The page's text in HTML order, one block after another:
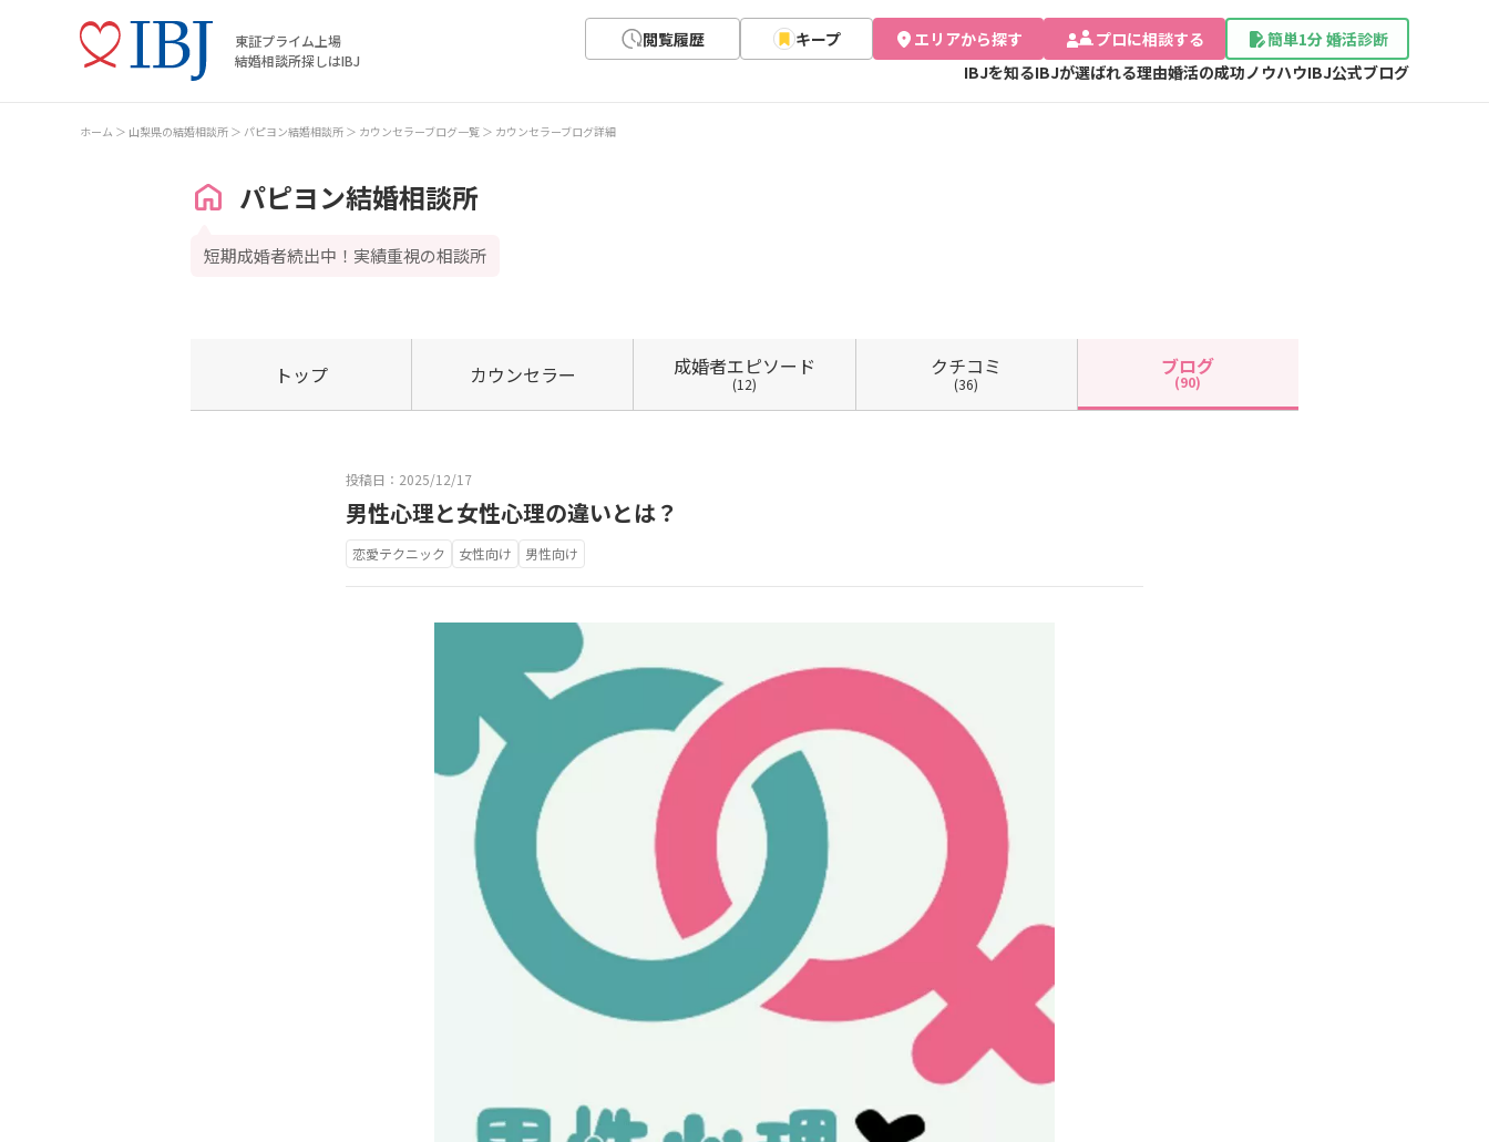
東証プライム上場
結婚相談所探しはIBJ
閲覧履歴 キープ エリアから探す プロに相談する
簡単1分 婚活診断
IBJを知るIBJが選ばれる理由婚活の成功ノウハウIBJ公式ブログ
ホーム 山梨県の結婚相談所 パピヨン結婚相談所 カウンセラーブログ一覧 カウンセラーブログ詳細
パピヨン結婚相談所
短期成婚者続出中！実績重視の相談所
トップ カウンセラー 成婚者エピソード
(12)
クチコミ
(36)
ブログ
(90)
投稿日：2025/12/17
男性心理と女性心理の違いとは？
恋愛テクニック 女性向け 男性向け